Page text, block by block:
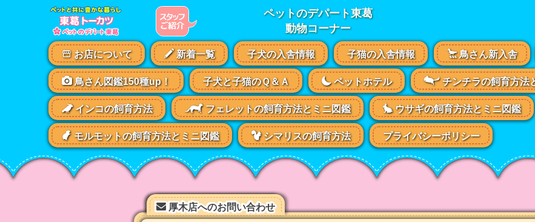
ペ
ト
の
デ
パ
ー
ト
東
葛
の
動
物
ペットのデパート東葛
動物コーナー
お店について 新着一覧 子犬の入舎情報 子猫の入舎情報 鳥さん新入舎
鳥さん図鑑150種up！ 子犬と子猫のＱ＆Ａ ペットホテル チンチラの飼育方法
インコの飼育方法 フェレットの飼育方法とミニ図鑑 ウサギの飼育方法とミニ図鑑
モルモットの飼育方法とミニ図鑑 シマリスの飼育方法 プライバシーポリシー
厚木店へのお問い合わせ